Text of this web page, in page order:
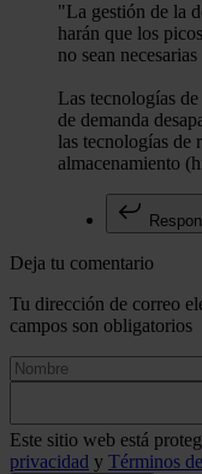
"La gestión de la
harán que los
no sean
Las tecnologías
de demanda
las tecnologías de
almacenamiento
Deja tu comentario
Tu dirección de correo
campos son obligatorios
Este sitio web está
privacidad y Términos